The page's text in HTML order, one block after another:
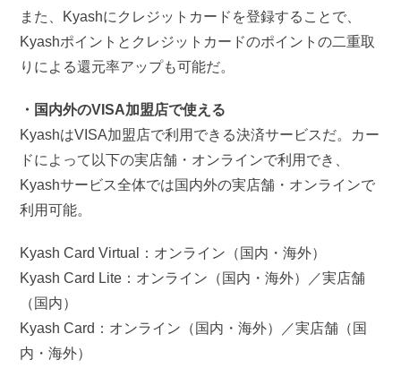
また、Kyashにクレジットカードを登録することで、
Kyashポイントとクレジットカードのポイントの二重取
りによる還元率アップも可能だ。
・国内外のVISA加盟店で使える
KyashはVISA加盟店で利用できる決済サービスだ。カー
ドによって以下の実店舗・オンラインで利用でき、
Kyashサービス全体では国内外の実店舗・オンラインで
利用可能。
Kyash Card Virtual：オンライン（国内・海外）
Kyash Card Lite：オンライン（国内・海外）／実店舗
（国内）
Kyash Card：オンライン（国内・海外）／実店舗（国
内・海外）